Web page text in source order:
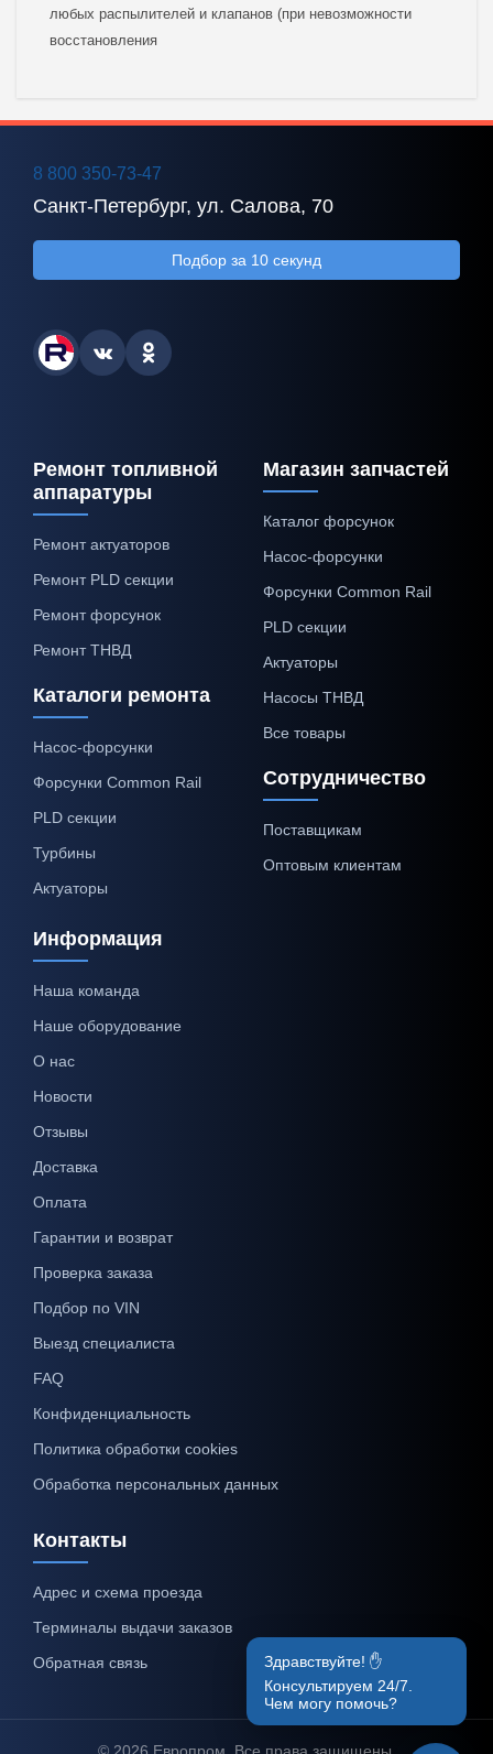
любых распылителей и клапанов (при невозможности
восстановления
8 800 350-73-47
Санкт-Петербург, ул. Салова, 70
Подбор за 10 секунд
Ремонт топливной
аппаратуры
Ремонт актуаторов
Ремонт PLD секции
Ремонт форсунок
Ремонт ТНВД
Каталоги ремонта
Насос-форсунки
Форсунки Common Rail
PLD секции
Турбины
Актуаторы
Магазин запчастей
Каталог форсунок
Насос-форсунки
Форсунки Common Rail
PLD секции
Актуаторы
Насосы ТНВД
Все товары
Сотрудничество
Поставщикам
Оптовым клиентам
Информация
Наша команда
Наше оборудование
О нас
Новости
Отзывы
Доставка
Оплата
Гарантии и возврат
Проверка заказа
Подбор по VIN
Выезд специалиста
FAQ
Конфиденциальность
Политика обработки cookies
Обработка персональных данных
Контакты
Адрес и схема проезда
Терминалы выдачи заказов
Обратная связь
© 2026 Европром. Все права защищены.
Здравствуйте! ✋
Консультируем 24/7.
Чем могу помочь?